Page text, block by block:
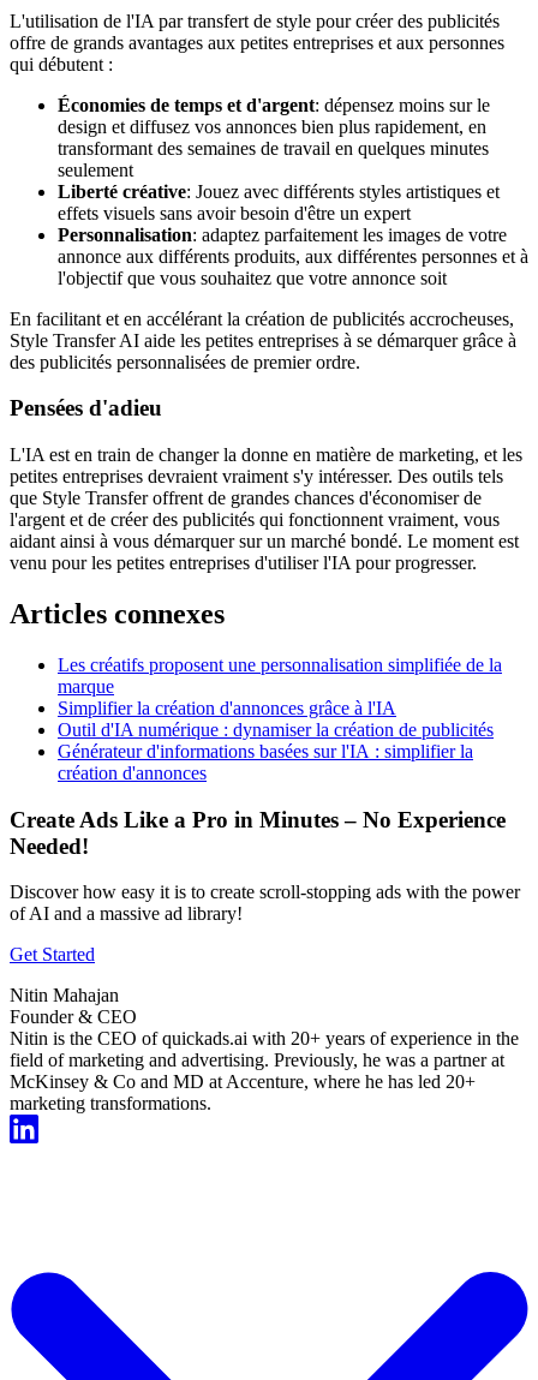
L'utilisation de l'IA par transfert de style pour créer des publicités
offre de grands avantages aux petites entreprises et aux personnes
qui débutent :
Économies de temps et d'argent: dépensez moins sur le
design et diffusez vos annonces bien plus rapidement, en
transformant des semaines de travail en quelques minutes
seulement
Liberté créative: Jouez avec différents styles artistiques et
effets visuels sans avoir besoin d'être un expert
Personnalisation: adaptez parfaitement les images de votre
annonce aux différents produits, aux différentes personnes et à
l'objectif que vous souhaitez que votre annonce soit
En facilitant et en accélérant la création de publicités accrocheuses,
Style Transfer AI aide les petites entreprises à se démarquer grâce à
des publicités personnalisées de premier ordre.
Pensées d'adieu
L'IA est en train de changer la donne en matière de marketing, et les
petites entreprises devraient vraiment s'y intéresser. Des outils tels
que Style Transfer offrent de grandes chances d'économiser de
l'argent et de créer des publicités qui fonctionnent vraiment, vous
aidant ainsi à vous démarquer sur un marché bondé. Le moment est
venu pour les petites entreprises d'utiliser l'IA pour progresser.
Articles connexes
Les créatifs proposent une personnalisation simplifiée de la
marque
Simplifier la création d'annonces grâce à l'IA
Outil d'IA numérique : dynamiser la création de publicités
Générateur d'informations basées sur l'IA : simplifier la
création d'annonces
Create Ads Like a Pro in Minutes – No Experience
Needed!
Discover how easy it is to create scroll-stopping ads with the power
of AI and a massive ad library!
Get Started
Nitin Mahajan
Founder & CEO
Nitin is the CEO of quickads.ai with 20+ years of experience in the
field of marketing and advertising. Previously, he was a partner at
McKinsey & Co and MD at Accenture, where he has led 20+
marketing transformations.